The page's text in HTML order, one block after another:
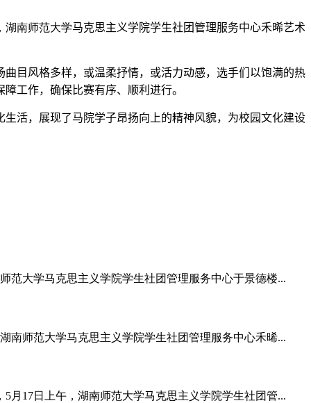
湖南师范大学马克思主义学院学生社团管理服务中心禾晞艺术
目风格多样，或温柔抒情，或活力动感，选手们以饱满的热
工作，确保比赛有序、顺利进行。
活，展现了马院学子昂扬向上的精神风貌，为校园文化建设
范大学马克思主义学院学生社团管理服务中心于景德楼...
南师范大学马克思主义学院学生社团管理服务中心禾晞...
月17日上午，湖南师范大学马克思主义学院学生社团管...